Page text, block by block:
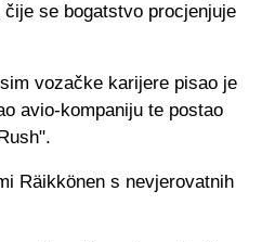
se bogatstvo procjenjuje
vozačke karijere pisao je
avio-kompaniju te postao
Räikkönen s nevjerovatnih